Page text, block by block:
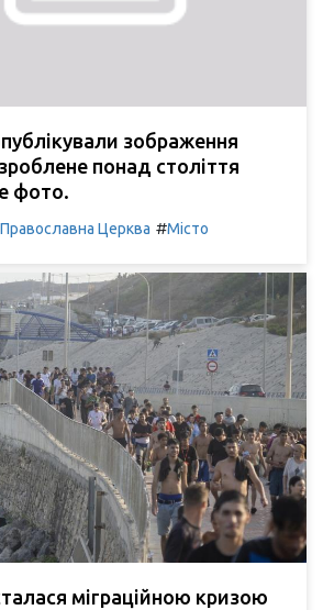
зображення
понад століття
фото.
Церква #Місто
міграційною кризою